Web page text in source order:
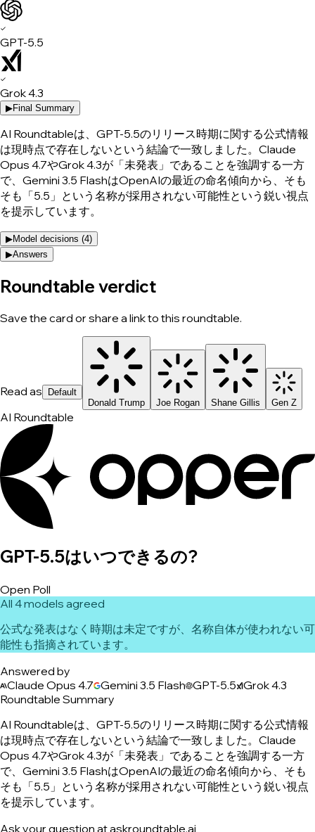
✓
GPT-5.5
✓
Grok 4.3
▶Final Summary
AI Roundtableは、GPT-5.5のリリース時期に関する公式情報
は現時点で存在しないという結論で一致しました。Claude
Opus 4.7やGrok 4.3が「未発表」であることを強調する一方
で、Gemini 3.5 FlashはOpenAIの最近の命名傾向から、そも
そも「5.5」という名称が採用されない可能性という鋭い視点
を提示しています。
▶Model decisions (4)
▶Answers
Roundtable verdict
Save the card or share a link to this roundtable.
Read as
Default
Donald Trump
Joe Rogan Shane Gillis Gen Z
AI Roundtable
GPT-5.5はいつできるの?
Open Poll
All 4 models agreed
公式な発表はなく時期は未定ですが、名称自体が使われない可
能性も指摘されています。
Answered by
Claude Opus 4.7 Gemini 3.5 Flash GPT-5.5 Grok 4.3
Roundtable Summary
AI Roundtableは、GPT-5.5のリリース時期に関する公式情報
は現時点で存在しないという結論で一致しました。Claude
Opus 4.7やGrok 4.3が「未発表」であることを強調する一方
で、Gemini 3.5 FlashはOpenAIの最近の命名傾向から、そも
そも「5.5」という名称が採用されない可能性という鋭い視点
を提示しています。
Ask your question at askroundtable.ai